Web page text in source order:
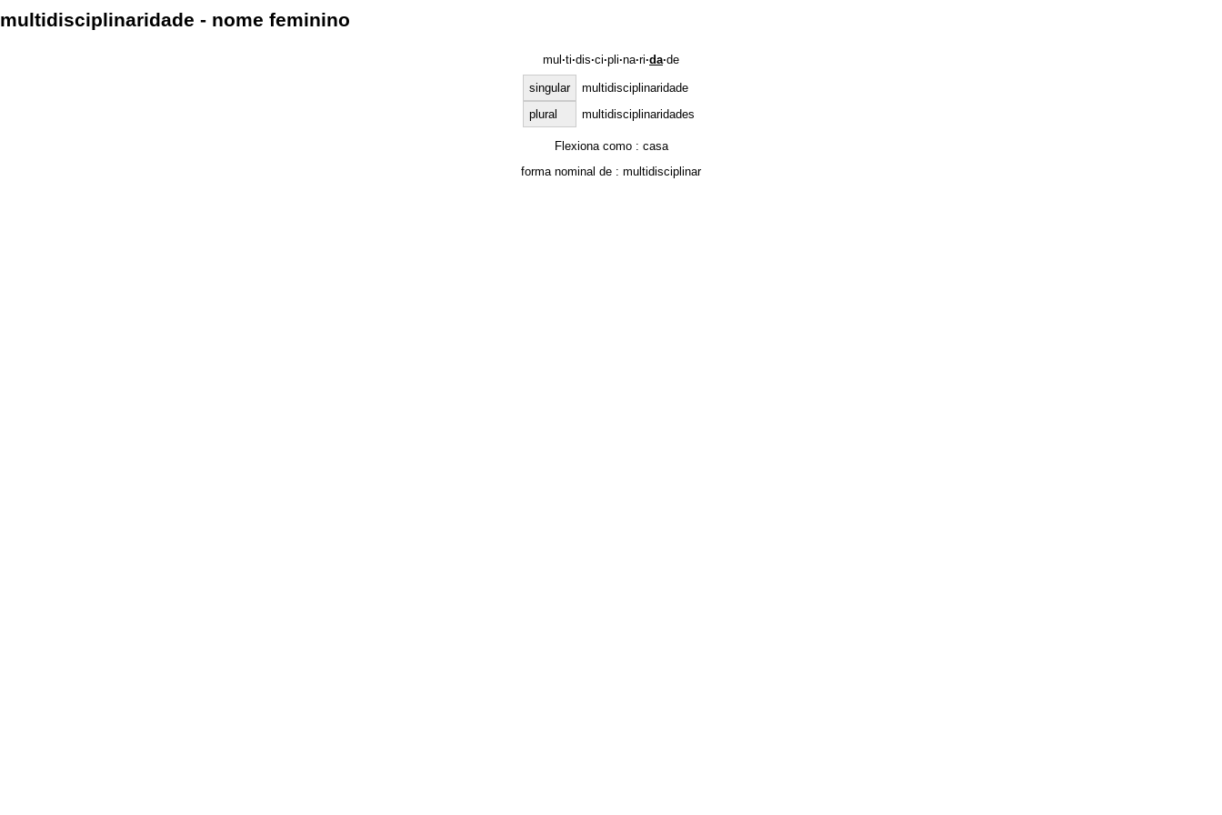
multidisciplinaridade - nome feminino
mul ·ti·dis·ci·pli·na·ri·da·de
singular
multidisciplinaridade
plural
multidisciplinaridades
Flexiona como : casa
forma nominal de : multidisciplinar